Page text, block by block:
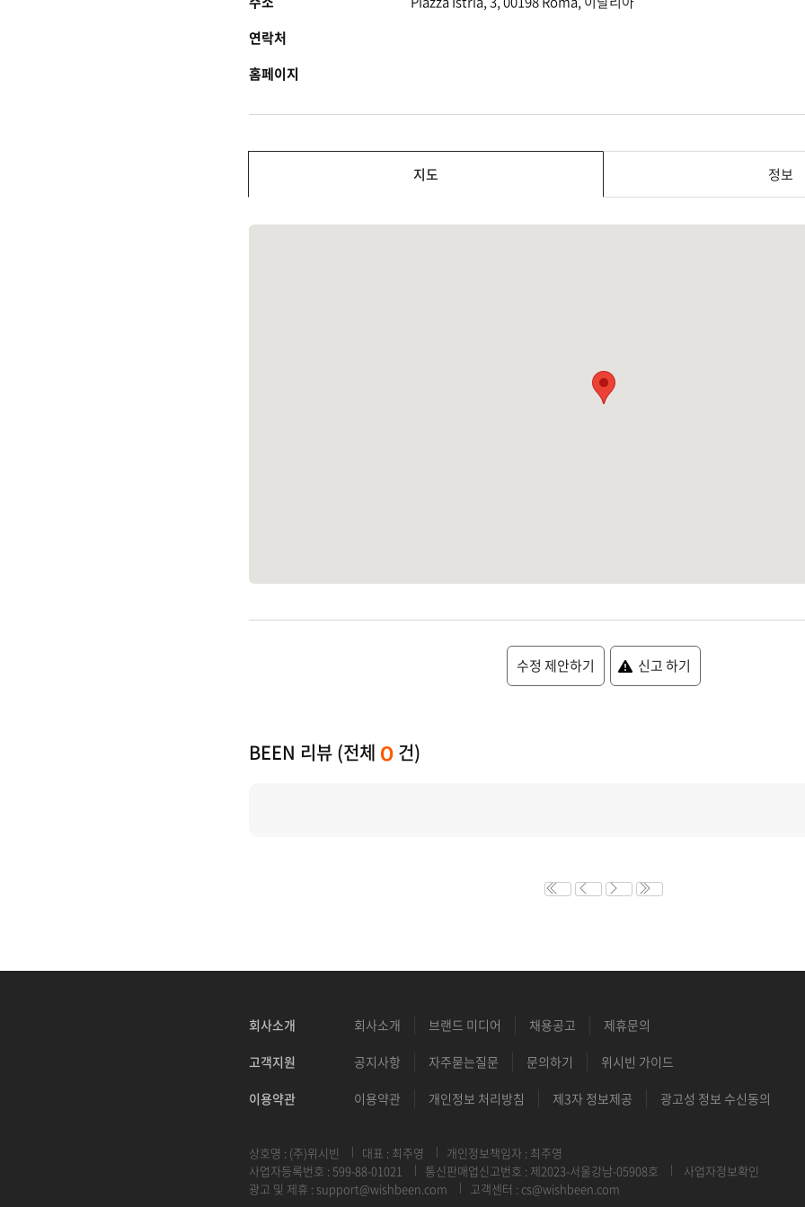
연락처
홈페이지
지도 정보
수정 제안하기 신고 하기
BEEN 리뷰 (전체 0 건)
회사소개 회사소개 브랜드 미디어 채용공고 제휴문의
고객지원 공지사항 자주묻는질문 문의하기 위시빈 가이드
이용약관 이용약관 개인정보 처리방침 제3자 정보제공 광고성 정보 수신동의
상호명 : (주)위시빈 대표 : 최주영
개인정보책임자 : 최주영
사업자등록번호 : 599-88-01021
통신판매업신고번호 : 제2023-서울강남-05908호
사업자정보확인
광고 및 제휴 : support@wishbeen.com 고객센터 : cs@wishbeen.com